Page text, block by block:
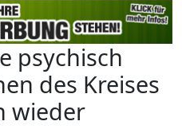
psychisch
des Kreises
wieder